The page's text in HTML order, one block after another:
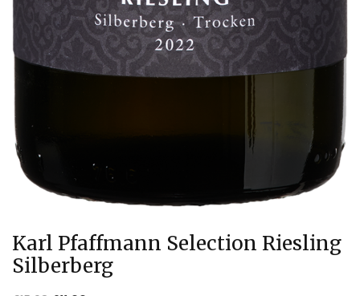
Karl Pfaffmann Selection Riesling
Silberberg